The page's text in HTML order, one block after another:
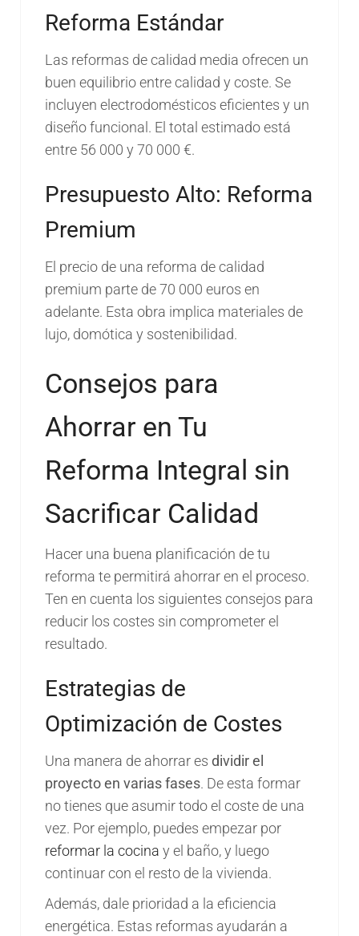
Reforma Estándar
Las reformas de calidad media ofrecen un
buen equilibrio entre calidad y coste. Se
incluyen electrodomésticos eficientes y un
diseño funcional. El total estimado está
entre 56 000 y 70 000 €.
Presupuesto Alto: Reforma
Premium
El precio de una reforma de calidad
premium parte de 70 000 euros en
adelante. Esta obra implica materiales de
lujo, domótica y sostenibilidad.
Consejos para
Ahorrar en Tu
Reforma Integral sin
Sacrificar Calidad
Hacer una buena planificación de tu
reforma te permitirá ahorrar en el proceso.
Ten en cuenta los siguientes consejos para
reducir los costes sin comprometer el
resultado.
Estrategias de
Optimización de Costes
Una manera de ahorrar es dividir el
proyecto en varias fases. De esta formar
no tienes que asumir todo el coste de una
vez. Por ejemplo, puedes empezar por
reformar la cocina y el baño, y luego
continuar con el resto de la vivienda.
Además, dale prioridad a la eficiencia
energética. Estas reformas ayudarán a